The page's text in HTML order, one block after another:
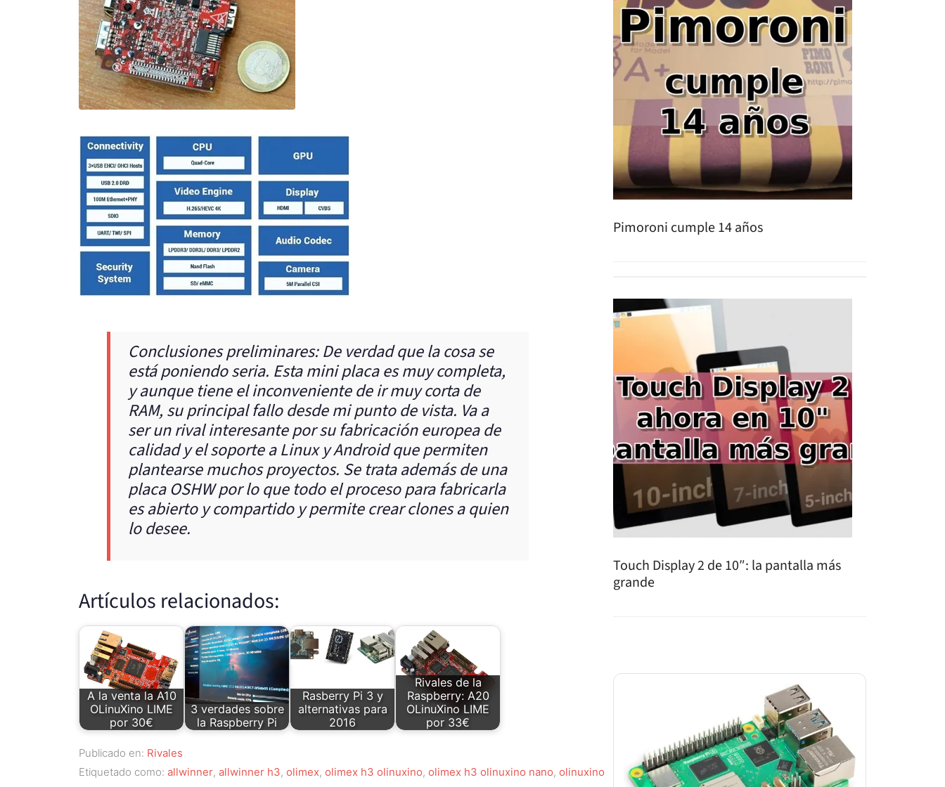
Conclusiones preliminares: De verdad que la cosa se
está poniendo seria. Esta mini placa es muy completa,
y aunque tiene el inconveniente de ir muy corta de
RAM, su principal fallo desde mi punto de vista. Va a
ser un rival interesante por su fabricación europea de
calidad y el soporte a Linux y Android que permiten
plantearse muchos proyectos. Se trata además de una
placa OSHW por lo que todo el proceso para fabricarla
es abierto y compartido y permite crear clones a quien
lo desee.
Artículos relacionados:
A la venta la A10
OLinuXino LIME
por 30€
3 verdades sobre
la Raspberry Pi
Rasberry Pi 3 y
alternativas para
2016
Rivales de la
Raspberry: A20
OLinuXino LIME
por 33€
Publicado en: Rivales
Etiquetado como: allwinner, allwinner h3, olimex, olimex h3 olinuxino, olimex h3 olinuxino nano, olinuxino
Pimoroni cumple 14 años
Touch Display 2 de 10″: la pantalla más
grande